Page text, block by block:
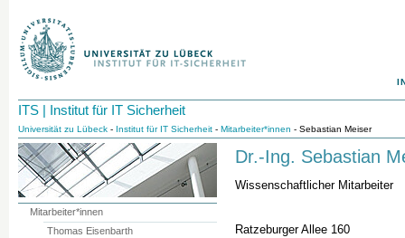
ITS | Institut für IT Sicherheit
Universität zu Lübeck - Institut für IT Sicherheit - Mitarbeiter*innen - Sebastian Meiser
Dr.-Ing. Sebastian
Wissenschaftlicher Mitarbeiter
Ratzeburger Allee 160
Mitarbeiter*innen
Thomas Eisenbarth